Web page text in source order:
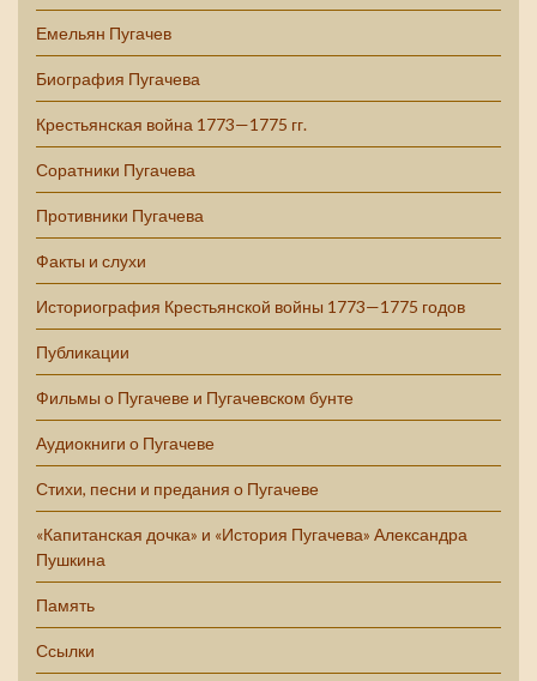
Емельян Пугачев
Биография Пугачева
Крестьянская война 1773—1775 гг.
Соратники Пугачева
Противники Пугачева
Факты и слухи
Историография Крестьянской войны 1773—1775 годов
Публикации
Фильмы о Пугачеве и Пугачевском бунте
Аудиокниги о Пугачеве
Стихи, песни и предания о Пугачеве
«Капитанская дочка» и «История Пугачева» Александра
Пушкина
Память
Ссылки